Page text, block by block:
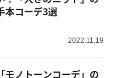
本コーデ3選
2022.11.19
モノトーンコーデ」の